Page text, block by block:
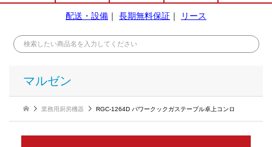
配送・設備 ｜ 長期無料保証 ｜ リース
マルゼン
業務用厨房機器 RGC-1264D パワークックガステーブル卓上コンロ